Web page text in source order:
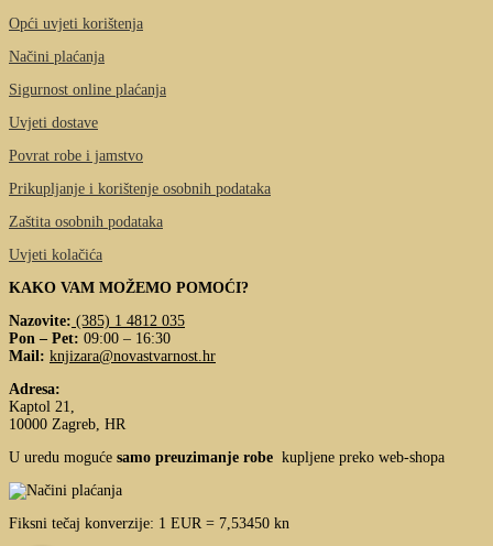
Opći uvjeti korištenja
Načini plaćanja
Sigurnost online plaćanja
Uvjeti dostave
Povrat robe i jamstvo
Prikupljanje i korištenje osobnih podataka
Zaštita osobnih podataka
Uvjeti kolačića
KAKO VAM MOŽEMO POMOĆI?
Nazovite: (385) 1 4812 035
Pon – Pet: 09:00 – 16:30
Mail: knjizara@novastvarnost.hr
Adresa:
Kaptol 21,
10000 Zagreb, HR
U uredu moguće samo preuzimanje robe kupljene preko web-shopa
Fiksni tečaj konverzije: 1 EUR = 7,53450 kn